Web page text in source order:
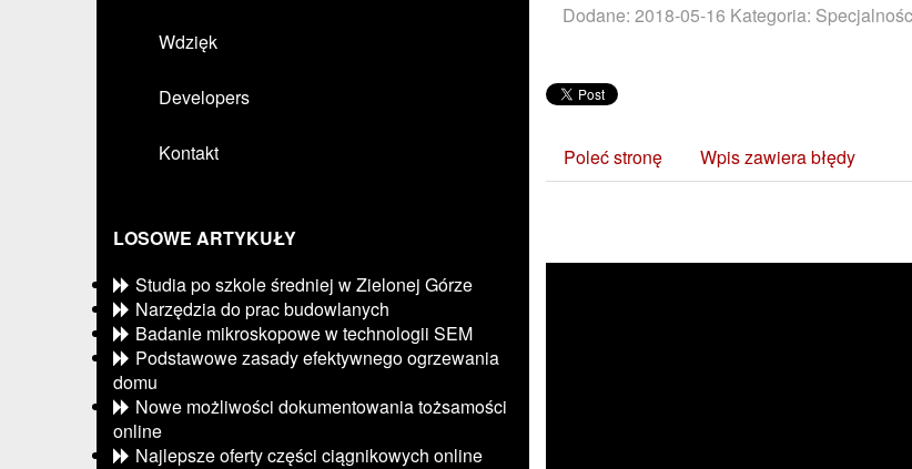
Wdzięk
Developers
Kontakt
LOSOWE ARTYKUŁY
Studia po szkole średniej w Zielonej Górze
Narzędzia do prac budowlanych
Badanie mikroskopowe w technologii SEM
Podstawowe zasady efektywnego ogrzewania
domu
Nowe możliwości dokumentowania tożsamości
online
Najlepsze oferty części ciągnikowych online
Dodane: 2018-05-16 Kategoria:
Poleć stronę Wpis zawiera błędy